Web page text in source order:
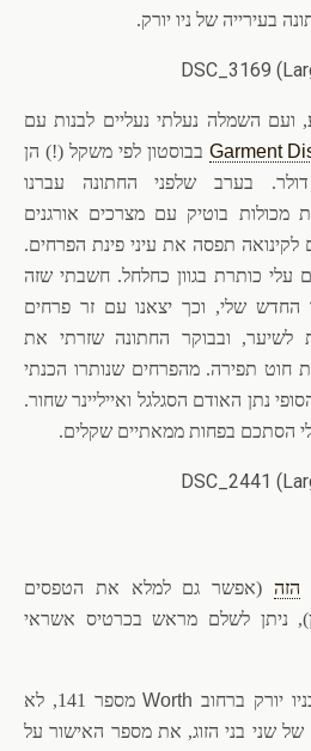
בעירייה של ניו יורק.
ועם השמלה נעלתי נעליים לבנות עם
Garment בבוסטון לפי משקל (!) הן
בערב שלפני החתונה עברנו
מכולות בוטיק עם מצרכים אורגנים
לקינואה תפסה את עיני פינת הפרחים.
עלי כותרת בגוון כחלחל. חשבתי שזה
החדש שלי, וכך יצאנו עם זר פרחים
לשיער, ובבוקר החתונה שזרתי את
תפירה. מהפרחים שנותרו הכנתי
נתן האודם הסגלגל ואייליינר שחור.
הסתכם בפחות ממאתיים שקלים.
הזה (אפשר גם למלא את הטפסים
ניתן לשלם מראש בכרטיס אשראי
יורק ברחוב Worth
מספר 141, לא
שני בני הזוג, את מספר האישור על